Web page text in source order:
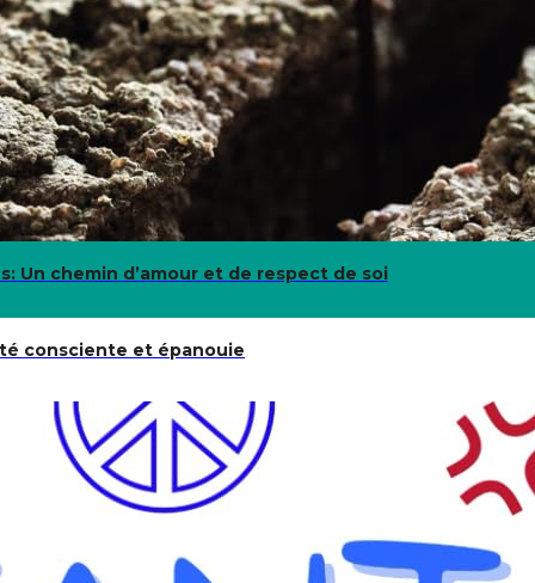
consciente et épanouie
Un chemin d’amour et de respect de soi